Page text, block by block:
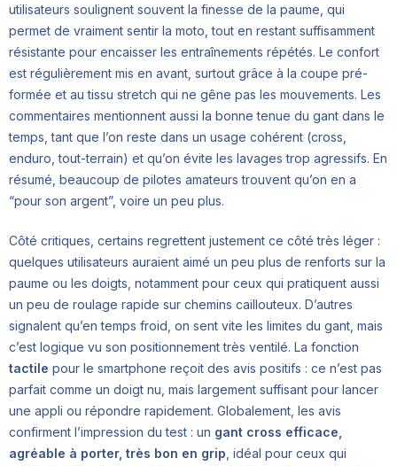
utilisateurs soulignent souvent la finesse de la paume, qui
permet de vraiment sentir la moto, tout en restant suffisamment
résistante pour encaisser les entraînements répétés. Le confort
est régulièrement mis en avant, surtout grâce à la coupe pré-
formée et au tissu stretch qui ne gêne pas les mouvements. Les
commentaires mentionnent aussi la bonne tenue du gant dans le
temps, tant que l’on reste dans un usage cohérent (cross,
enduro, tout-terrain) et qu’on évite les lavages trop agressifs. En
résumé, beaucoup de pilotes amateurs trouvent qu’on en a
“pour son argent”, voire un peu plus.
Côté critiques, certains regrettent justement ce côté très léger :
quelques utilisateurs auraient aimé un peu plus de renforts sur la
paume ou les doigts, notamment pour ceux qui pratiquent aussi
un peu de roulage rapide sur chemins caillouteux. D’autres
signalent qu’en temps froid, on sent vite les limites du gant, mais
c’est logique vu son positionnement très ventilé. La fonction
tactile pour le smartphone reçoit des avis positifs : ce n’est pas
parfait comme un doigt nu, mais largement suffisant pour lancer
une appli ou répondre rapidement. Globalement, les avis
confirment l’impression du test : un gant cross efficace,
agréable à porter, très bon en grip , idéal pour ceux qui